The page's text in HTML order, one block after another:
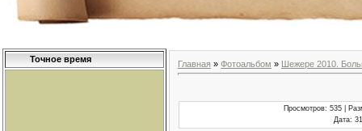
Точное время Главная » Фотоальбом » Шежере 2010.
Просмотров: 535 |
Дата: